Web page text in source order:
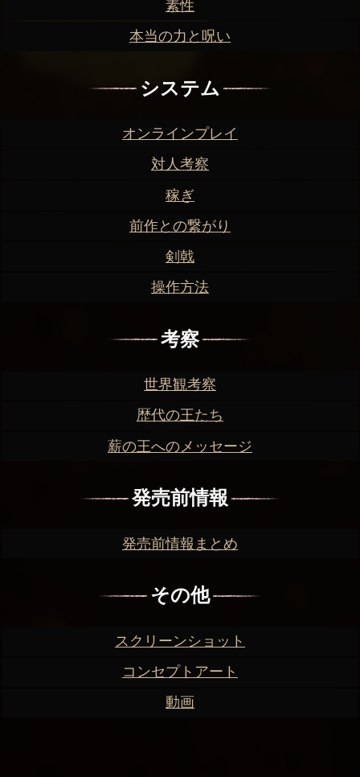
素性
本当の力と呪い
システム
オンラインプレイ
対人考察
稼ぎ
前作との繋がり
剣戟
操作方法
考察
世界観考察
歴代の王たち
薪の王へのメッセージ
発売前情報
発売前情報まとめ
その他
スクリーンショット
コンセプトアート
動画